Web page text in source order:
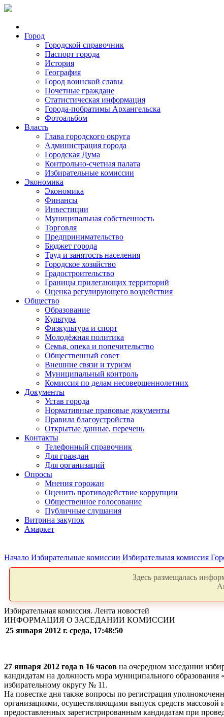
Город
Городской справочник
Паспорт города
История
География
Город воинской славы
Почетные граждане
Статистическая информация
Города-побратимы Архангельска
Фотоальбом
Власть
Глава городского округа
Администрация города
Городская Дума
Контрольно-счетная палата
Избирательные комиссии
Экономика
Экономика
Финансы
Инвестиции
Муниципальная собственность
Торговля
Предпринимательство
Бюджет города
Труд и занятость населения
Городское хозяйство
Градостроительство
Границы прилегающих территорий
Оценка регулирующего воздействия
Общество
Образование
Культура
Физкультура и спорт
Молодёжная политика
Семья, опека и попечительство
Общественный совет
Внешние связи и туризм
Муниципальный контроль
Комиссия по делам несовершеннолетних
Документы
Устав города
Нормативные правовые документы
Правила благоустройства
Открытые данные, перечень
Контакты
Телефонный справочник
Для граждан
Для организаций
Опросы
Мнения горожан
Оценить противодействие коррупции
Общественное голосование
Публичные слушания
Витрина закупок
Амаркет
Начало Избирательные комиссии Избирательная комиссия
Здесь размещалась
Избирательная комиссия. Лента новостей
ИНФОРМАЦИЯ О ЗАСЕДАНИИ КОМИССИИ
25 января 2012 г. среда, 17:48:50
27 января 2012 года в 16 часов на очередном заседании
кандидатам на должность мэра муниципального
избирательному округу № 11.
На повестке дня также вопросы по регистрация
организациями, осуществляющими выпуск средств массовой
предоставленных зарегистрированным кандидатам при